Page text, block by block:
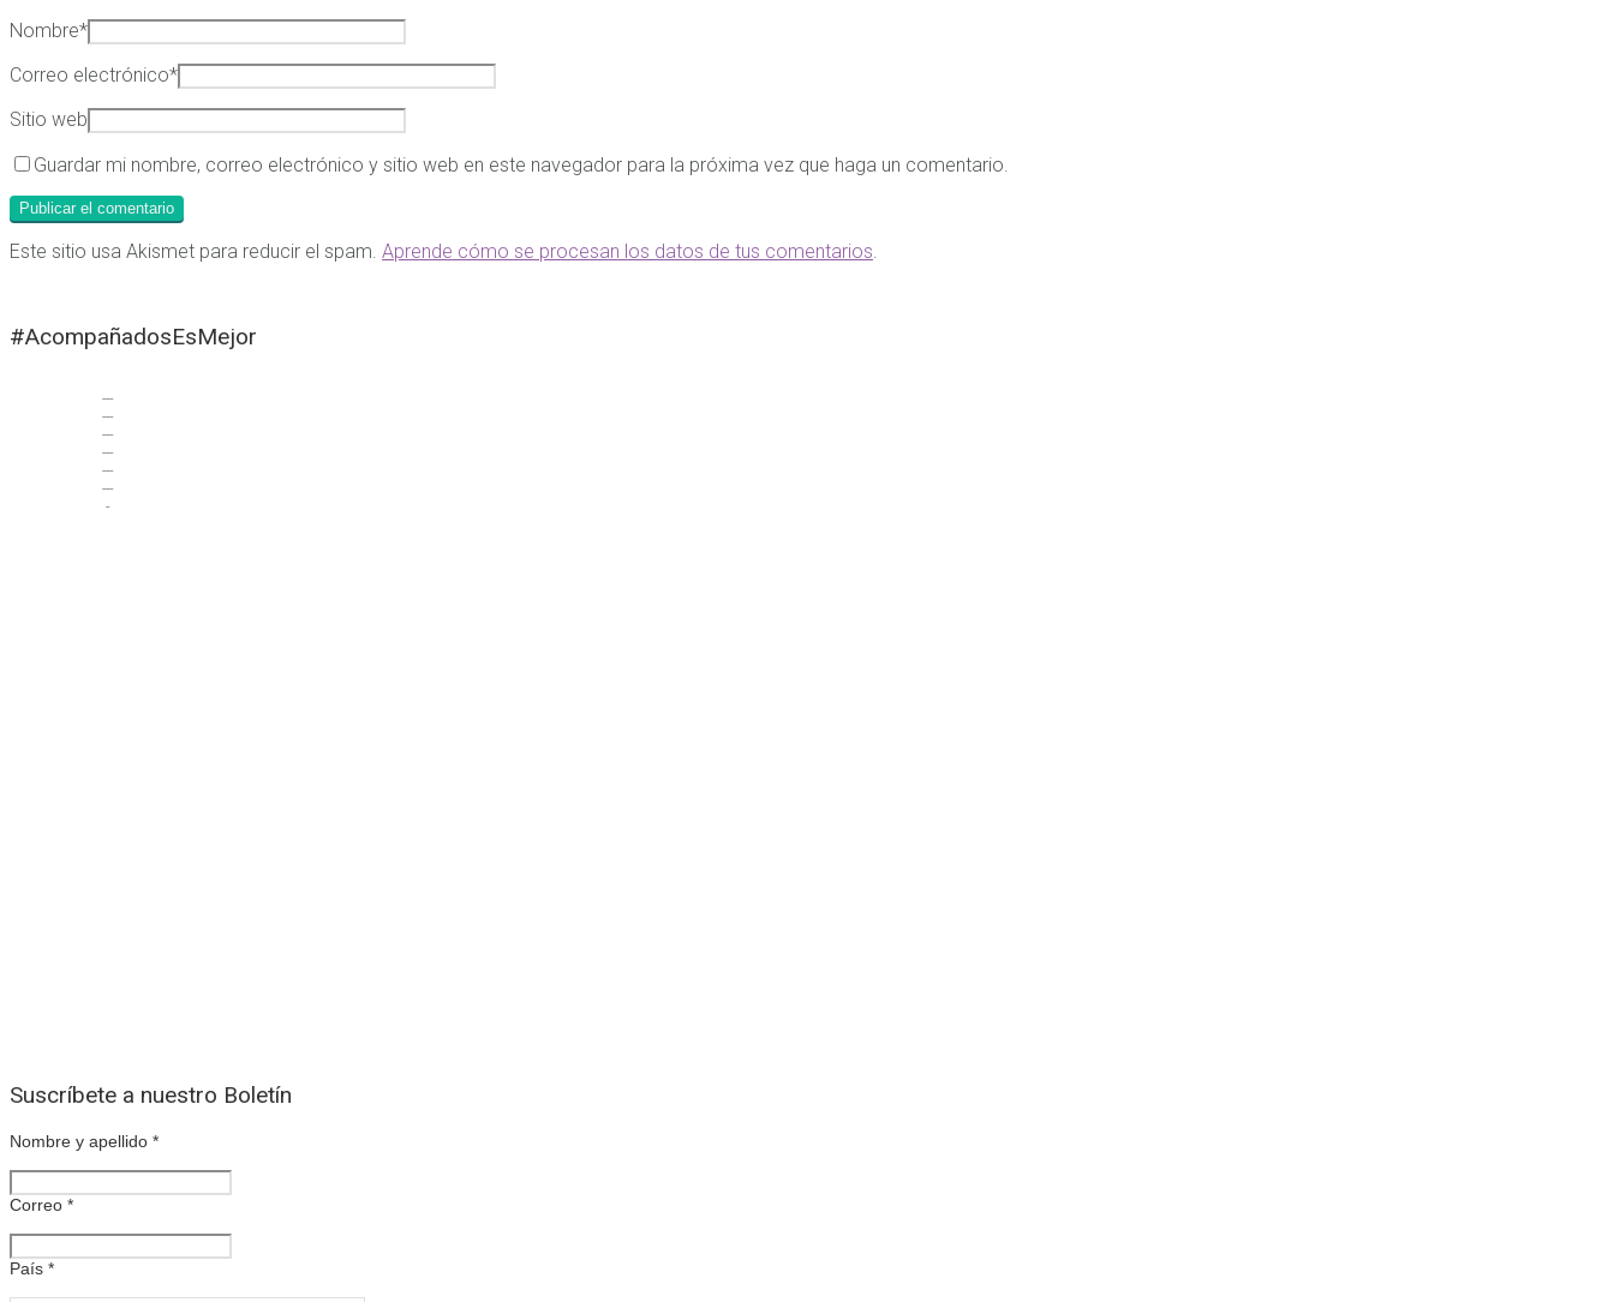
Nombre*
Correo electrónico*
Sitio web
Guardar mi nombre, correo electrónico y sitio web en este navegador para la próxima vez que haga un comentario.
Este sitio usa Akismet para reducir el spam. Aprende cómo se procesan los datos de tus comentarios
#AcompañadosEsMejor
Suscríbete a nuestro Boletín
Nombre y apellido *
Correo *
País *